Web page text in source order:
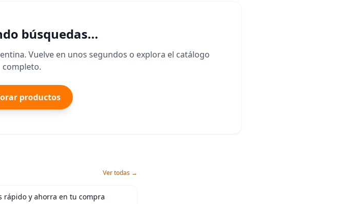
búsquedas...
Vuelve en unos segundos o explora el catálogo
completo.
productos
Ver todas →
rápido y ahorra en tu compra